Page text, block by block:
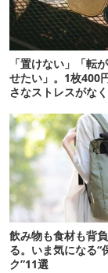
「置けない」「転
せたい」。1枚400
さなストレスがな
飲み物も食材も背
る。いま気になる“
ク”11選